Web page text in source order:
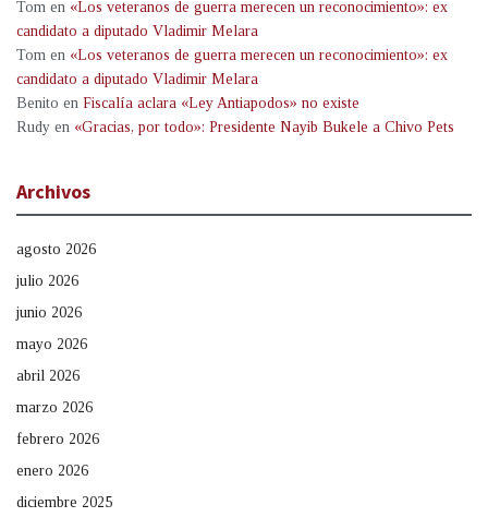
Tom en «Los veteranos de guerra merecen un reconocimiento»: ex
candidato a diputado Vladimir Melara
Tom en «Los veteranos de guerra merecen un reconocimiento»: ex
candidato a diputado Vladimir Melara
Benito en Fiscalía aclara «Ley Antiapodos» no existe
Rudy en «Gracias, por todo»: Presidente Nayib Bukele a Chivo Pets
Archivos
agosto 2026
julio 2026
junio 2026
mayo 2026
abril 2026
marzo 2026
febrero 2026
enero 2026
diciembre 2025